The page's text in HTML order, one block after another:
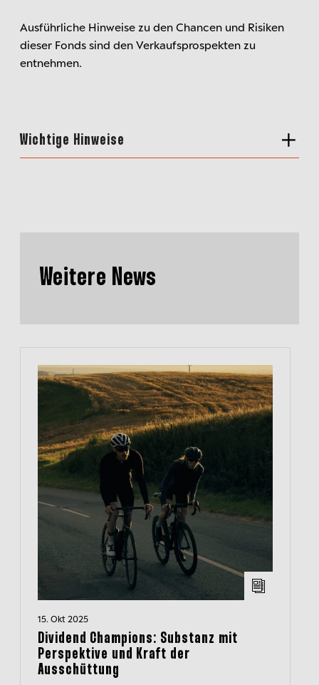
Ausführliche Hinweise zu den Chancen und Risiken
dieser Fonds sind den Verkaufsprospekten zu
entnehmen.
Wichtige Hinweise
Weitere News
15. Okt 2025
Dividend Champions: Substanz mit
Perspektive und Kraft der
Ausschüttung